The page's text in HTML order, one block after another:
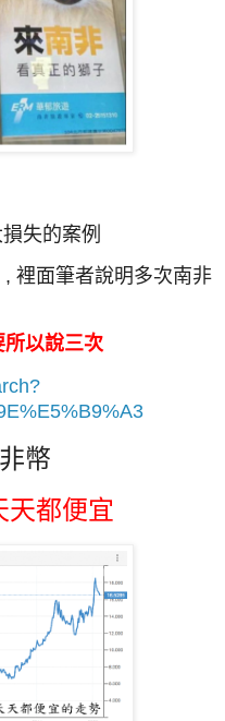
失的案例
裡面筆者說明多次南非
以說三次
幣
天都便宜